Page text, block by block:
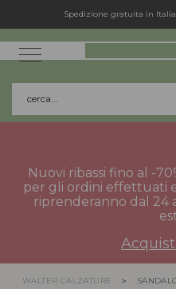
Spedizione gratuita in
cerca...
Nuovi ribassi fino al -
per gli ordini effettuati
riprenderanno dal 24
WALTER CALZATURE